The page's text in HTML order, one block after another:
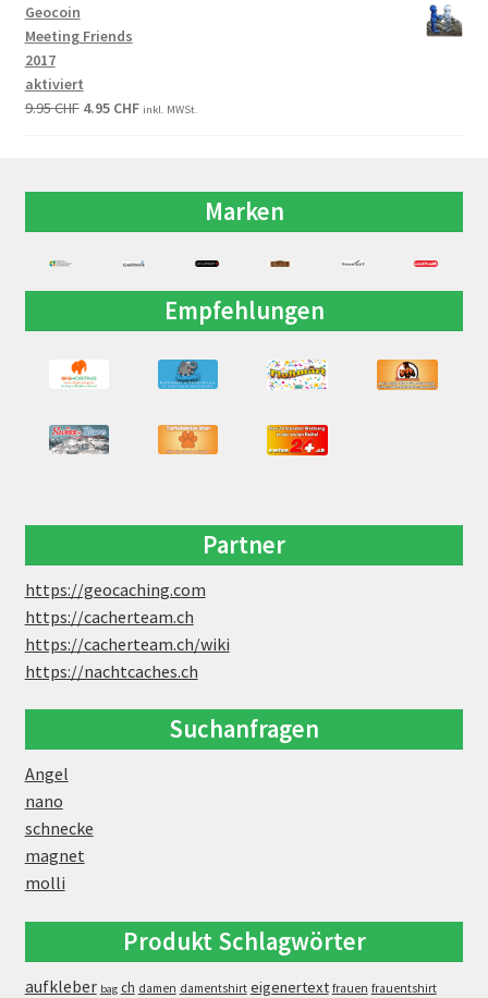
Geocoin
Meeting Friends
2017
aktiviert
9.95CHF 4.95 CHF inkl. MWSt.
Marken
Empfehlungen
Partner
https://geocaching.com
https://cacherteam.ch
https://cacherteam.ch/wiki
https://nachtcaches.ch
Suchanfragen
Angel
nano
schnecke
magnet
molli
Produkt Schlagwörter
aufkleber bag ch damen damentshirt eigenertext frauen frauentshirt